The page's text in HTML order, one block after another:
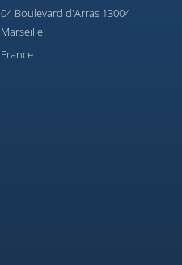
04 Boulevard d'Arras 13004
Marseille
France